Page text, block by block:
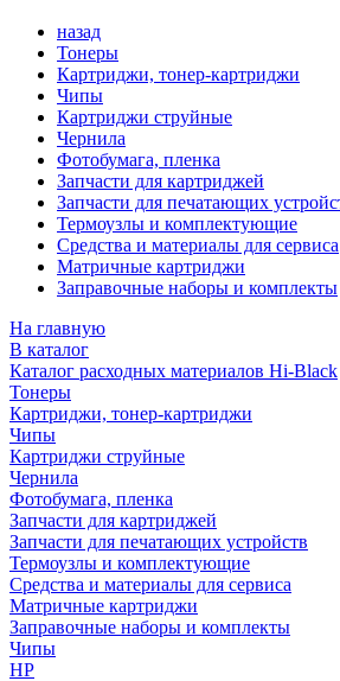
назад
Тонеры
Картриджи, тонер-картриджи
Чипы
Картриджи струйные
Чернила
Фотобумага, пленка
Запчасти для картриджей
Запчасти для печатающих
Термоузлы и комплектующие
Средства и материалы для сервиса
Матричные картриджи
Заправочные наборы и комплекты
На главную
В каталог
Каталог расходных материалов Hi-Black
Тонеры
Картриджи, тонер-картриджи
Чипы
Картриджи струйные
Чернила
Фотобумага, пленка
Запчасти для картриджей
Запчасти для печатающих устройств
Термоузлы и комплектующие
Средства и материалы для сервиса
Матричные картриджи
Заправочные наборы и комплекты
Чипы
HP